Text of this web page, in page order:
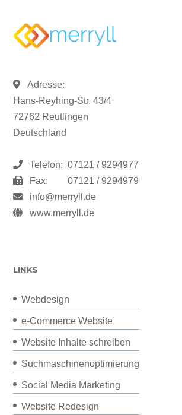
Adresse:
Hans-Reyhing-Str. 43/4
72762 Reutlingen
Deutschland
Telefon: 07121 / 9294977
Fax:
07121 / 9294979
info@merryll.de
www.merryll.de
LINKS
Webdesign
e-Commerce Website
Website Inhalte schreiben
Suchmaschinenoptimierung
Social Media Marketing
Website Redesign